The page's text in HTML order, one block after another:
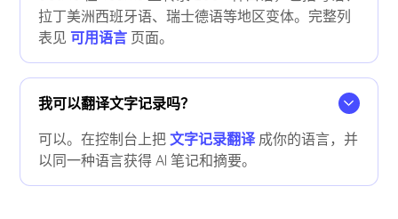
拉丁美洲西班牙语、瑞士德语等地区变体。完整列
表见 可用语言 页面。
我可以翻译文字记录吗？
可以。在控制台上把文字记录翻译成你的语言，并
以同一种语言获得 AI 笔记和摘要。